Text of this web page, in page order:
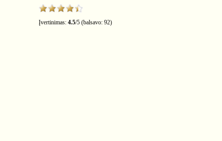
Įvertinimas: 4.5/5 (balsavo: 92)